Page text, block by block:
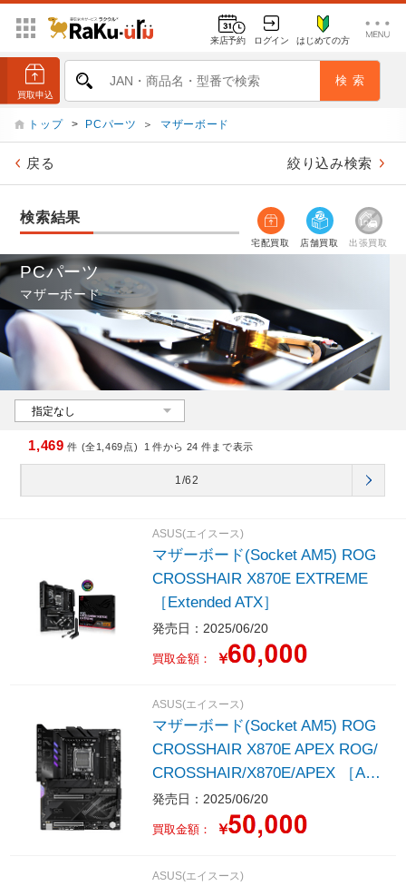
来店予約 ログイン はじめての方
トップ > PCパーツ ＞ マザーボード
戻る 絞り込み検索
検索結果
宅配買取 店舗買取 出張買取
PCパーツ
マザーボード
1,469 件 (全1,469点) 1 件から 24 件まで表示
1/62
ASUS(エイスース)
マザーボード(Socket AM5) ROG
CROSSHAIR X870E EXTREME
［Extended ATX］
発売日：2025/06/20
買取金額： ￥
ASUS(エイスース)
マザーボード(Socket AM5) ROG
CROSSHAIR X870E APEX ROG/
CROSSHAIR/X870E/APEX ［AT
X］
発売日：2025/06/20
買取金額： ￥
ASUS(エイスース)